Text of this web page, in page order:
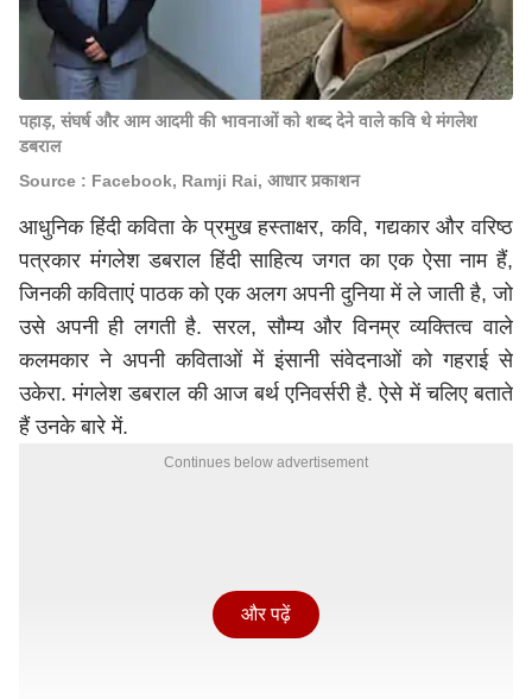
पहाड़, संघर्ष और आम आदमी की भावनाओं को शब्द देने वाले कवि थे मंगलेश
डबराल
Source : Facebook, Ramji Rai, आधार प्रकाशन
आधुनिक हिंदी कविता के प्रमुख हस्ताक्षर, कवि, गद्यकार और वरिष्ठ
पत्रकार मंगलेश डबराल हिंदी साहित्य जगत का एक ऐसा नाम हैं,
जिनकी कविताएं पाठक को एक अलग अपनी दुनिया में ले जाती है, जो
उसे अपनी ही लगती है. सरल, सौम्य और विनम्र व्यक्तित्व वाले
कलमकार ने अपनी कविताओं में इंसानी संवेदनाओं को गहराई से
उकेरा. मंगलेश डबराल की आज बर्थ एनिवर्सरी है. ऐसे में चलिए बताते
हैं उनके बारे में.
Continues below advertisement
और पढ़ें